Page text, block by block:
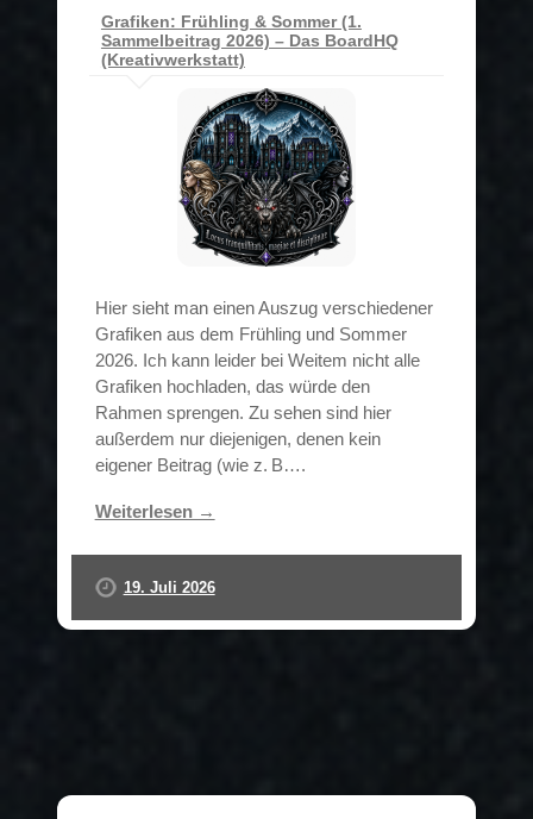
Grafiken: Frühling & Sommer (1.
Sammelbeitrag 2026) – Das BoardHQ
(Kreativwerkstatt)
Hier sieht man einen Auszug verschiedener
Grafiken aus dem Frühling und Sommer
2026. Ich kann leider bei Weitem nicht alle
Grafiken hochladen, das würde den
Rahmen sprengen. Zu sehen sind hier
außerdem nur diejenigen, denen kein
eigener Beitrag (wie z. B….
Weiterlesen →
19. Juli 2026